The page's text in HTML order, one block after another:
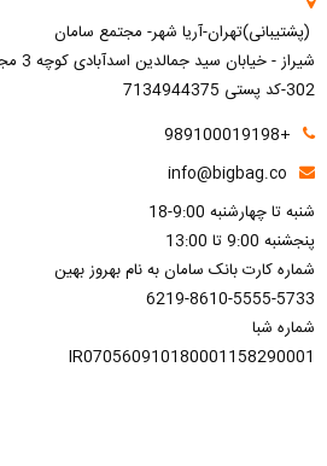
(پشتیبانی)تهران-آریا شهر- مجتمع سامان
302-کد پستی 7134944375
+989100019198
info@bigbag.co
شنبه تا چهارشنبه 9:00-18
پنجشنبه 9:00 تا 13:00
شماره کارت بانک سامان به نام بهروز بهین
6219-8610-5555-5733
شماره شبا
IR070560910180001158290001